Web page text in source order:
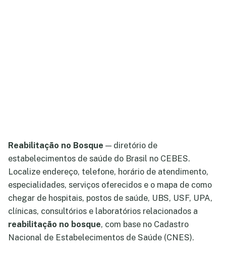
Reabilitação no Bosque — diretório de
estabelecimentos de saúde do Brasil no CEBES.
Localize endereço, telefone, horário de atendimento,
especialidades, serviços oferecidos e o mapa de como
chegar de hospitais, postos de saúde, UBS, USF, UPA,
clínicas, consultórios e laboratórios relacionados a
reabilitação no bosque, com base no Cadastro
Nacional de Estabelecimentos de Saúde (CNES).